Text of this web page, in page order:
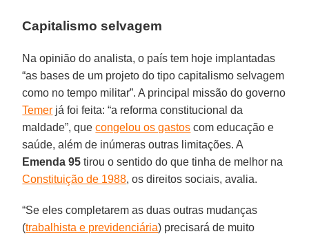
Capitalismo selvagem
Na opinião do analista, o país tem hoje implantadas
“as bases de um projeto do tipo capitalismo selvagem
como no tempo militar”. A principal missão do governo
Temer já foi feita: “a reforma constitucional da
maldade”, quecongelou os gastos com educação e
saúde, além de inúmeras outras limitações. A
Emenda 95 tirou o sentido do que tinha de melhor na
Constituição de 1988, os direitos sociais, avalia.
“Se eles completarem as duas outras mudanças
(trabalhista e previdenciária) precisará de muito